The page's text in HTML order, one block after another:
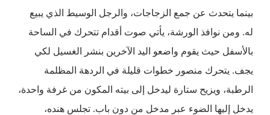
بينما يتحدث عن جمع الزجاجات، والرجل الوسيط الذي يبيع
له. ومن نوافذ الورشة، يأتي صوت أقدام تتحرك في الساحة
بالأسفل حيث يقوم واضعو اليد الآخرين بنشر الغسيل لكي
يجف. يتحرك منصور خطوات قليلة في الردهة المظلمة
الرطبة، ويزيح ستارة ليدخل إلى بيته المكون من غرفة واحدة،
يدخل إليها الضوء عبر مدخل من دون باب. تجلس هنده،